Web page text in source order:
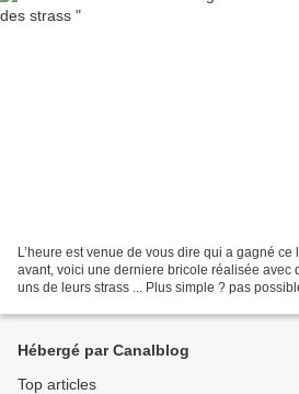
L’heure est venue de vous dire qui a gagné
avant, voici une derniere bricole réalisée avec
uns de leurs strass ... Plus simple ? pas
Hébergé par Canalblog
Top articles